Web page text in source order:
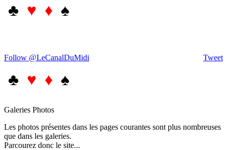
♣ ♥ ♦ ♠
Tweet
Follow @LeCanalDuMidi
♣ ♥ ♦ ♠
Galeries Photos
Les photos présentes dans les pages courantes sont plus nombreuses
que dans les galeries.
Parcourez donc le site...